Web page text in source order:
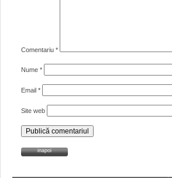
Comentariu *
Nume *
Email *
Site web
inapoi